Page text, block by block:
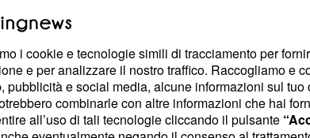
Non recriminate, altrimenti finireste in una
Sarete tenaci e determinati,
i cookie e tecnologie simili di tracciamento per
e per analizzare il nostro traffico. Raccogliamo e
pubblicità e social media, alcune informazioni sul
combinarle con altre informazioni che hai
all’uso di tali tecnologie cliccando il pulsante